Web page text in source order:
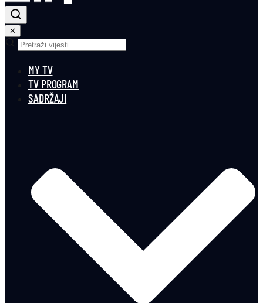
✕
MY TV
TV PROGRAM
SADRŽAJI